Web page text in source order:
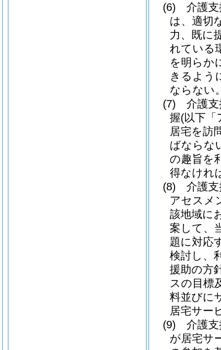
(6)
介護
は、適切
力、既に
れている
を明らか
きるよう
ならない
(7)
介護
握(以下「
居宅を訪
ばならな
の趣旨を
得なけれ
(8)
介護
アセスメ
該地域に
案して、
題に対応
検討し、
援助の方
スの目標
料並びに
居宅サー
(9)
介護
が居宅サ